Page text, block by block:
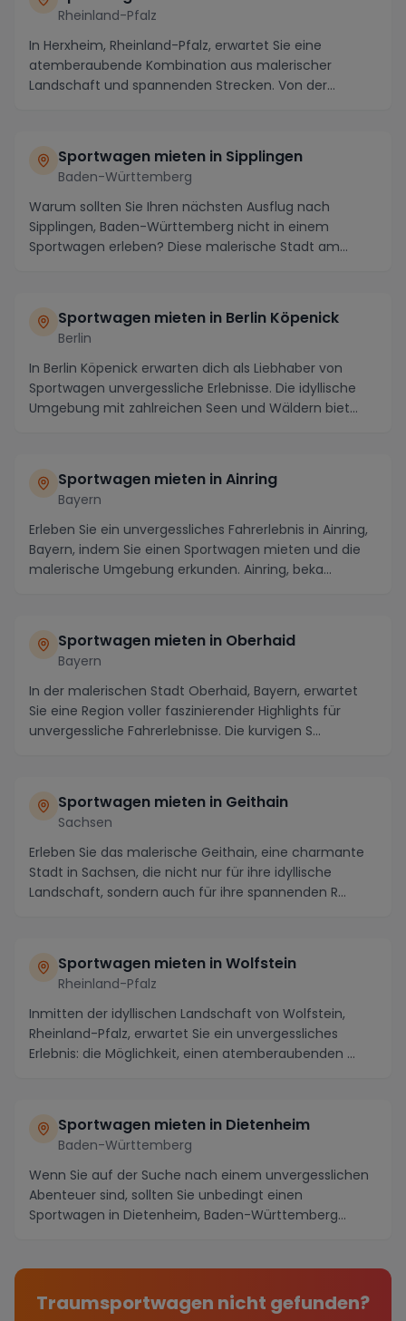
Rheinland-Pfalz
In Herxheim, Rheinland-Pfalz, erwartet Sie eine
atemberaubende Kombination aus malerischer
Landschaft und spannenden Strecken. Von der
Sportwagen mieten in Sipplingen
Baden-Württemberg
Warum sollten Sie Ihren nächsten Ausflug nach
Sipplingen, Baden-Württemberg nicht in einem
Sportwagen erleben? Diese malerische Stadt am
Sportwagen mieten in Berlin Köpenick
Berlin
In Berlin Köpenick erwarten dich als Liebhaber von
Sportwagen unvergessliche Erlebnisse. Die idyllische
Umgebung mit zahlreichen Seen und Wäldern biet...
Sportwagen mieten in Ainring
Bayern
Erleben Sie ein unvergessliches Fahrerlebnis in Ainring,
Bayern, indem Sie einen Sportwagen mieten und die
malerische Umgebung erkunden. Ainring, beka...
Sportwagen mieten in Oberhaid
Bayern
In der malerischen Stadt Oberhaid, Bayern, erwartet
Sie eine Region voller faszinierender Highlights für
unvergessliche Fahrerlebnisse. Die kurvigen S...
Sportwagen mieten in Geithain
Sachsen
Erleben Sie das malerische Geithain, eine charmante
Stadt in Sachsen, die nicht nur für ihre idyllische
Landschaft, sondern auch für ihre spannenden R...
Sportwagen mieten in Wolfstein
Rheinland-Pfalz
Inmitten der idyllischen Landschaft von Wolfstein,
Rheinland-Pfalz, erwartet Sie ein unvergessliches
Erlebnis: die Möglichkeit, einen atemberaubenden ...
Sportwagen mieten in Dietenheim
Baden-Württemberg
Wenn Sie auf der Suche nach einem unvergesslichen
Abenteuer sind, sollten Sie unbedingt einen
Sportwagen in Dietenheim, Baden-Württemberg
Traumsportwagen nicht gefunden?